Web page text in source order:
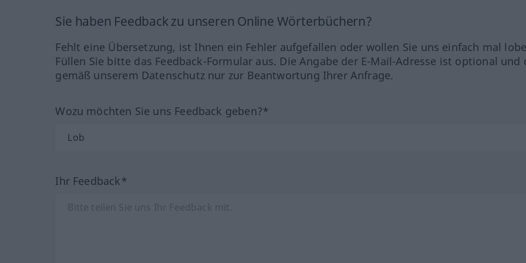
Sie haben Feedback zu unseren Online Wörterbüchern?
Fehlt eine Übersetzung, ist Ihnen ein Fehler aufgefallen oder wollen Sie uns einfach mal
Füllen Sie bitte das Feedback-Formular aus. Die Angabe der E-Mail-Adresse ist optional und
gemäß unserem Datenschutz nur zur Beantwortung Ihrer Anfrage.
Wozu möchten Sie uns Feedback geben?*
Ihr Feedback*